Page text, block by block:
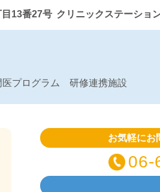
13番27号 クリニックステーショ
医プログラム 研修連携施設
お気軽にお
06-